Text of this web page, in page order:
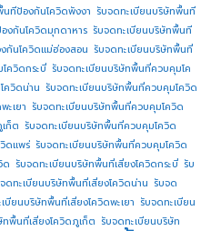
ทีป้องกันโควิดพังงา รับจดทะเบียนบริษัทพื้นที
งกันโควิดมุกดาหาร รับจดทะเบียนบริษัทพื้นที
กันโควิดแม่ฮ่องสอน รับจดทะเบียนบริษัทพื้นที่
ควิดกระบี่ รับจดทะเบียนบริษัทพื้นที่ควบคุมโค
ควิดน่าน รับจดทะเบียนบริษัทพื้นที่ควบคุมโควิด
ะเยา รับจดทะเบียนบริษัทพื้นที่ควบคุมโควิด
ก็ต รับจดทะเบียนบริษัทพื้นที่ควบคุมโควิด
ดแพร่ รับจดทะเบียนบริษัทพื้นที่ควบคุมโควิด
ด รับจดทะเบียนบริษัทพื้นที่เสี่ยงโควิดกระบี่ รับ
ดทะเบียนบริษัทพื้นที่เสี่ยงโควิดน่าน รับจด
บียนบริษัทพื้นที่เสี่ยงโควิดพะเยา รับจดทะเบียน
ทพื้นที่เสี่ยงโควิดภูเก็ต รับจดทะเบียนบริษัท